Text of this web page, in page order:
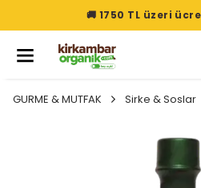
🚚 1750 TL üzeri
GURME & MUTFAK Sirke & Soslar